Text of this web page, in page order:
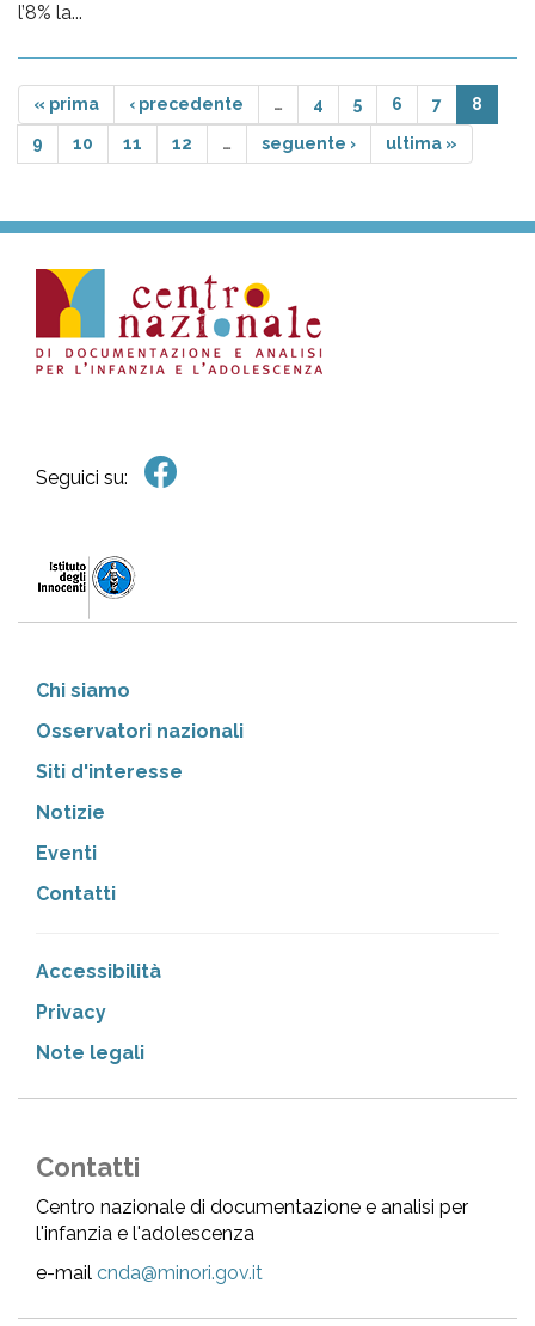
l’8% la...
« prima ‹ precedente … 4 5 6 7 8
9 10 11 12 … seguente › ultima »
Seguici su:
Chi siamo
Osservatori nazionali
Siti d'interesse
Notizie
Eventi
Contatti
Accessibilità
Privacy
Note legali
Contatti
Centro nazionale di documentazione e analisi per
l'infanzia e l'adolescenza
e-mail cnda@minori.gov.it